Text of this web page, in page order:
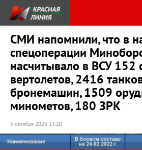
СМИ напомнили, что в
спецоперации
насчитывало в ВСУ 152
вертолетов, 2416
бронемашин, 1509
минометов, 180 ЗРК
5 октября 2023 13:20